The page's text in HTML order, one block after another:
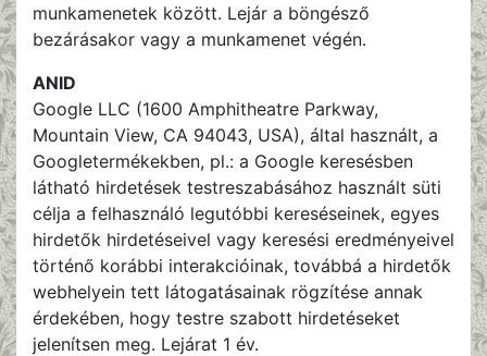
munkamenetek között. Lejár a böngésző
bezárásakor vagy a munkamenet végén.
ANID
Google LLC (1600 Amphitheatre Parkway,
Mountain View, CA 94043, USA), által használt, a
Googletermékekben, pl.: a Google keresésben
látható hirdetések testreszabásához használt süti
célja a felhasználó legutóbbi kereséseinek, egyes
hirdetők hirdetéseivel vagy keresési eredményeivel
történő korábbi interakcióinak, továbbá a hirdetők
webhelyein tett látogatásainak rögzítése annak
érdekében, hogy testre szabott hirdetéseket
jelenítsen meg. Lejárat 1 év.